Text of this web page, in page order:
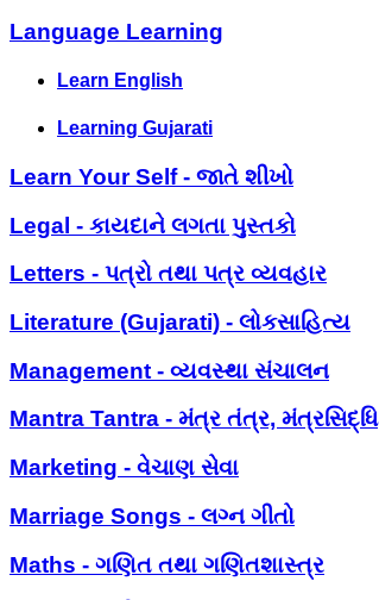
Language Learning
Learn English
Learning Gujarati
Learn Your Self - જાતે શીખો
Legal - કાયદાને લગતા પુસ્તકો
Letters - પત્રો તથા પત્ર વ્યવહાર
Literature (Gujarati) - લોકસાહિત્ય
Management - વ્યવસ્થા સંચાલન
Mantra Tantra - મંત્ર તંત્ર, મંત્રસિદ્ધિ
Marketing - વેચાણ સેવા
Marriage Songs - લગ્ન ગીતો
Maths - ગણિત તથા ગણિતશાસ્ત્ર